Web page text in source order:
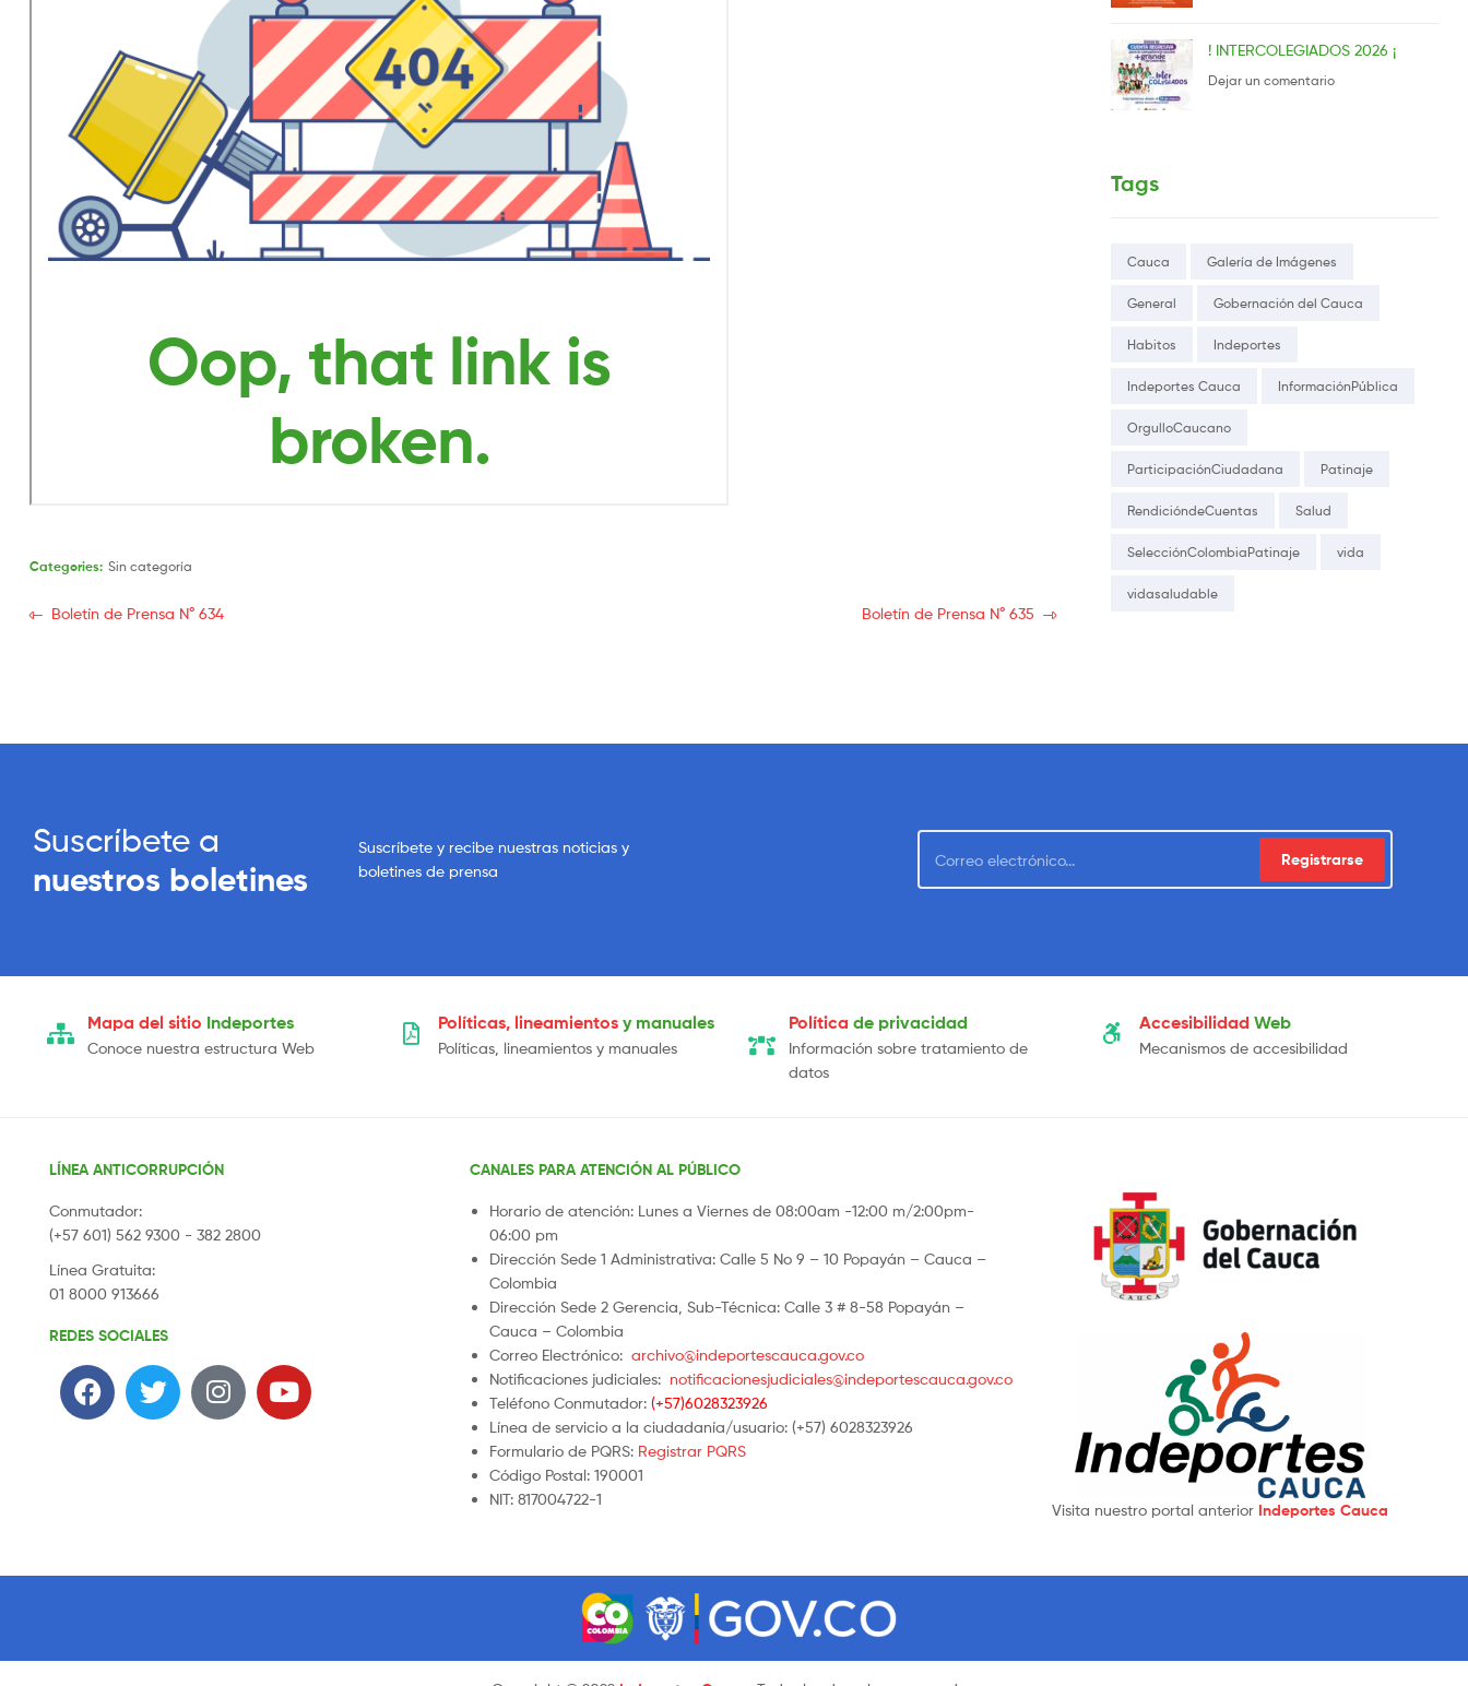
Categories: Sin categoría
Boletín de Prensa N° 634 Boletín de Prensa N° 635
! INTERCOLEGIADOS 2026 ¡
Dejar un comentario
Tags
Cauca Galería de Imágenes
General Gobernación del Cauca
Habitos Indeportes
Indeportes Cauca InformaciónPública
OrgulloCaucano
ParticipaciónCiudadana Patinaje
RendicióndeCuentas Salud
SelecciónColombiaPatinaje vida
vidasaludable
Suscríbete a
nuestros boletines
Suscríbete y recibe nuestras noticias y
boletines de prensa
Registrarse
Mapa del sitio Indeportes
Conoce nuestra estructura Web
Políticas, lineamientos y manuales
Políticas, lineamientos y manuales
Política de privacidad
Información sobre tratamiento de
datos
Accesibilidad Web
Mecanismos de accesibilidad
LÍNEA ANTICORRUPCIÓN
Conmutador:
(+57 601) 562 9300 - 382 2800
Línea Gratuita:
01 8000 913666
REDES SOCIALES
CANALES PARA ATENCIÓN AL PÚBLICO
Horario de atención: Lunes a Viernes de 08:00am -12:00 m/2:00pm-
06:00 pm
Dirección Sede 1 Administrativa: Calle 5 No 9 – 10 Popayán – Cauca –
Colombia
Dirección Sede 2 Gerencia, Sub-Técnica: Calle 3 # 8-58 Popayán –
Cauca – Colombia
Correo Electrónico:archivo@indeportescauca.gov.co
Notificaciones judiciales: notificacionesjudiciales@indeportescauca.gov.co
Teléfono Conmutador:(+57)6028323926
Línea de servicio a la ciudadanía/usuario: (+57) 6028323926
Formulario de PQRS: Registrar PQRS
Código Postal: 190001
NIT: 817004722-1
Visita nuestro portal anterior Indeportes Cauca